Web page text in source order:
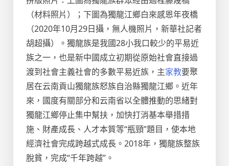
（材料照片）；下圖為獨龍江鄉白來感恩年夜橋
（2020年10月29日攝，無人機照片，新華社記者
胡超攝）。獨龍族是我國28小我口較少的平易近
族之一，也是新中國成立初期從原始社會直接過
渡到社會主義社會的多數平易近族，主家教要聚
居在云南貢山獨龍族怒族自治縣獨龍江鄉。近年
來，國度有關部分和云南省以全體推動的思緒對
獨龍江鄉停止集中幫扶，加快打消基本舉措措
施、財產成長、人才本質等“瓶頸”題目，使本地
經濟社會完成跨越式成長。2018年，獨龍族整族
脫貧，完成“千年跨越”。